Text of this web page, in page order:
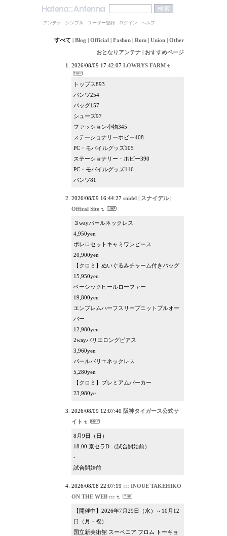
アンテナ シンプル ユーザー登録 ログイン ヘルプ
すべて Blog Official Fashon| Rom| Union| Other
おとなりアンテナ| おすすめページ
2026/08/09 17:42:07 LOWRYS FARM
トップス893
パンツ254
バッグ157
シューズ97
ファッション小物345
ステーショナリーホビー408
PC・モバイルグッズ105
ステーショナリー・ホビー390
PC・モバイルグッズ116
パンツ81
2026/08/09 16:44:27 snidel | スナイデル |
Offical Site
３wayパールネックレス
4,950yen
ボレロセットキャミワンピース
20,900yen
【クロミ】ぬいぐるみチャーム付きバッグ
15,950yen
ベーシックヒールローファー
19,800yen
エンブレムハーフスリーブニットプルオー
バー
12,980yen
2wayバリエロングピアス
3,960yen
パールバリエネックレス
5,280yen
【クロミ】プレミアムパーカー
23,980ye
2026/08/09 12:07:40 阪神タイガース公式サ
イト
8月9日（日）
18:00 京セラD （試合開始前）
-
試合開始前
2026/08/08 22:07:19 ::: INOUE TAKEHIKO
ON THE WEB :::
【開催中】2026年7月29日（水）～10月12
日（月・祝）
国立新美術館 スーベニア フロム トーキョ